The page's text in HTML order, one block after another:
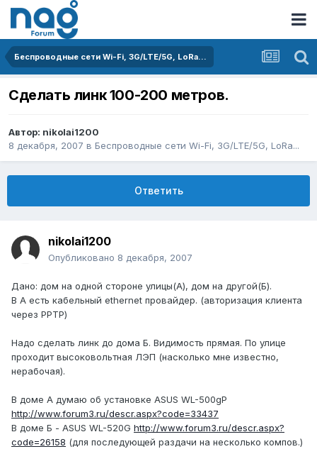
Беспроводные сети Wi-Fi, 3G/LTE/5G, LoRa...
Сделать линк 100-200 метров.
Автор: nikolai1200
8 декабря, 2007 в Беспроводные сети Wi-Fi, 3G/LTE/5G, LoRa...
Ответить
nikolai1200
Опубликовано 8 декабря, 2007
Дано: дом на одной стороне улицы(А), дом на другой(Б).
В А есть кабельный ethernet провайдер. (авторизация клиента
через PPTP)
Надо сделать линк до дома Б. Видимость прямая. По улице
проходит высоковольтная ЛЭП (насколько мне известно,
нерабочая).
В доме А думаю об установке ASUS WL-500gP
http://www.forum3.ru/descr.aspx?code=33437
В доме Б - ASUS WL-520G http://www.forum3.ru/descr.aspx?
code=26158 (для последующей раздачи на несколько компов.)